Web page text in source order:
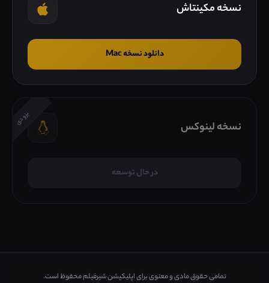
نسخه مکینتاش
دانلود نسخه Mac
بزودی
نسخه لینوکس
در حال توسعه
تمامی حقوق مادی و معنوی برای اپلیکیشن شیرفیلم محفوظ است.